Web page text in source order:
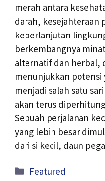
merah antara
darah, kesejahteraan
keberlanjutan
berkembangnya
alternatif dan herbal,
menunjukkan potensi
menjadi salah satu
akan terus
Sebuah perjalanan
yang lebih besar
dari si kecil, daun
Kategori
Featured